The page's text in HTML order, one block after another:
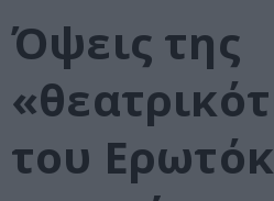
Όψεις της
του